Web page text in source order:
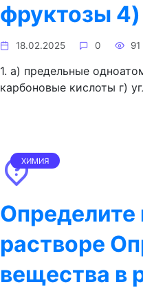
фруктозы
18.02.2025 0 91
1. а) предельные
карбоновые кислоты г)
ХИМИЯ
растворе
вещества в